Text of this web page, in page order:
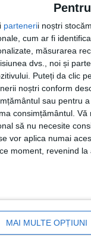
partenerii noștri
cum ar fi
măsurarea
dvs., noi și
Puteți da clic
noștri conform
sau pentru
consimțământul. Vă
să nu necesite
vor aplica numai
moment, revenind
MAI MULTE OPȚIUNI